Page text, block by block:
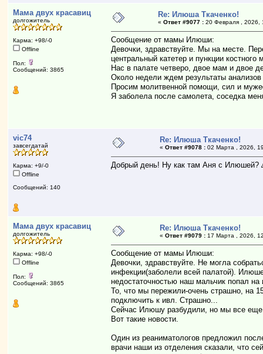
Мама двух красавиц
долгожитель
Карма: +98/-0
Offline
Пол:
Сообщений: 3865
Re: Илюша Ткаченко!
«Ответ #9077 : 20 Февраля , 2026,
Cообщение от мамы Илюши:
Девочки, здравствуйте. Мы на месте.
центральный катетер и пункции
Нас в палате четверо, двое мам и двое
Около недели ждем результаты
Просим молитвенной помощи, сил и
Я заболела после самолета, соседка
vic74
завсегдатай
Карма: +9/-0
Offline
Сообщений: 140
Re: Илюша Ткаченко!
«Ответ #9078 : 02 Марта , 2026,
Добрый день! Ну как там Аня с Илюшей?
Мама двух красавиц
долгожитель
Карма: +98/-0
Offline
Пол:
Сообщений: 3865
Re: Илюша Ткаченко!
«Ответ #9079 : 17 Марта , 2026,
Сообщение от мамы Илюши:
Девочки, здравствуйте. Не могла
инфекции(заболели всей палатой).
недостаточностью наш мальчик попал на
То, что мы пережили-очень страшно, на
подключить к ивл. Страшно...
Сейчас Илюшу разбудили, но мы все еще
Вот такие новости.
Один из реаниматологов предложил
врачи наши из отделения сказали, что